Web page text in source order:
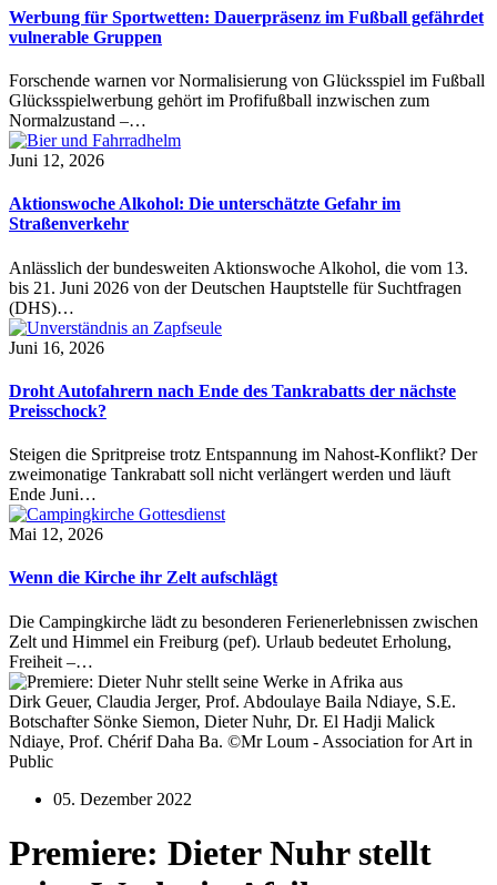
Werbung für Sportwetten: Dauerpräsenz im Fußball gefährdet
vulnerable Gruppen
Forschende warnen vor Normalisierung von Glücksspiel im Fußball
Glücksspielwerbung gehört im Profifußball inzwischen zum
Normalzustand –…
Juni 12, 2026
Aktionswoche Alkohol: Die unterschätzte Gefahr im
Straßenverkehr
Anlässlich der bundesweiten Aktionswoche Alkohol, die vom 13.
bis 21. Juni 2026 von der Deutschen Hauptstelle für Suchtfragen
(DHS)…
Juni 16, 2026
Droht Autofahrern nach Ende des Tankrabatts der nächste
Preisschock?
Steigen die Spritpreise trotz Entspannung im Nahost-Konflikt? Der
zweimonatige Tankrabatt soll nicht verlängert werden und läuft
Ende Juni…
Mai 12, 2026
Wenn die Kirche ihr Zelt aufschlägt
Die Campingkirche lädt zu besonderen Ferienerlebnissen zwischen
Zelt und Himmel ein Freiburg (pef). Urlaub bedeutet Erholung,
Freiheit –…
Dirk Geuer, Claudia Jerger, Prof. Abdoulaye Baila Ndiaye, S.E.
Botschafter Sönke Siemon, Dieter Nuhr, Dr. El Hadji Malick
Ndiaye, Prof. Chérif Daha Ba. ©Mr Loum - Association for Art in
Public
05. Dezember 2022
Premiere: Dieter Nuhr stellt